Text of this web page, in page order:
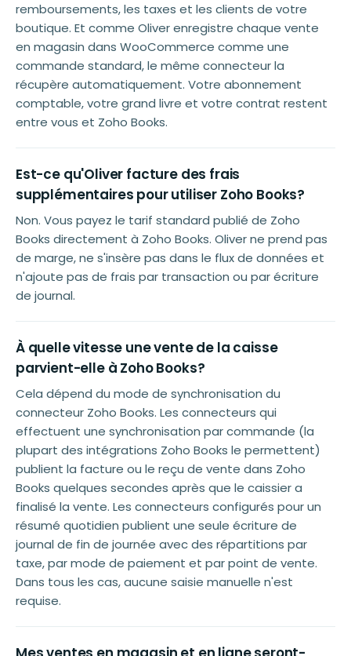
remboursements, les taxes et les clients de votre
boutique. Et comme Oliver enregistre chaque vente
en magasin dans WooCommerce comme une
commande standard, le même connecteur la
récupère automatiquement. Votre abonnement
comptable, votre grand livre et votre contrat restent
entre vous et Zoho Books.
Est-ce qu'Oliver facture des frais
supplémentaires pour utiliser Zoho Books?
Non. Vous payez le tarif standard publié de Zoho
Books directement à Zoho Books. Oliver ne prend pas
de marge, ne s'insère pas dans le flux de données et
n'ajoute pas de frais par transaction ou par écriture
de journal.
À quelle vitesse une vente de la caisse
parvient-elle à Zoho Books?
Cela dépend du mode de synchronisation du
connecteur Zoho Books. Les connecteurs qui
effectuent une synchronisation par commande (la
plupart des intégrations Zoho Books le permettent)
publient la facture ou le reçu de vente dans Zoho
Books quelques secondes après que le caissier a
finalisé la vente. Les connecteurs configurés pour un
résumé quotidien publient une seule écriture de
journal de fin de journée avec des répartitions par
taxe, par mode de paiement et par point de vente.
Dans tous les cas, aucune saisie manuelle n'est
requise.